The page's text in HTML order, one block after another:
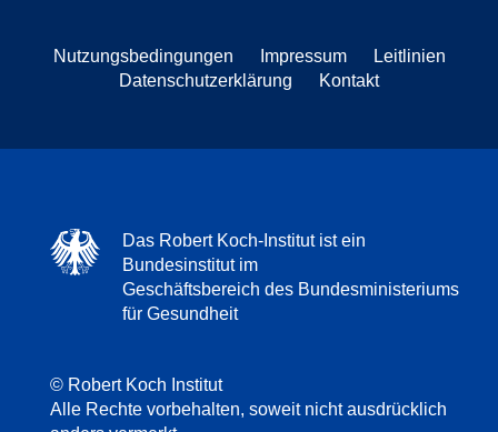
Nutzungsbedingungen Impressum
Leitlinien
Datenschutzerklärung
Kontakt
Das Robert Koch-Institut ist ein
Bundesinstitut im
Geschäftsbereich des Bundesministeriums
für Gesundheit
© Robert Koch Institut
Alle Rechte vorbehalten, soweit nicht ausdrücklich